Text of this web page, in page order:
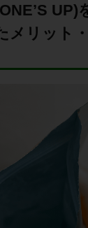
UP)
メリット